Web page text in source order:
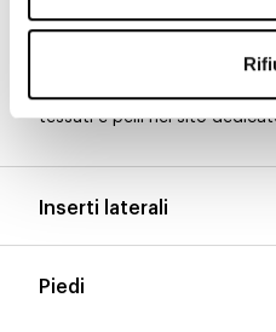
indicativi e possono variare
tessuti e pelli nel sito
Inserti laterali
Piedi